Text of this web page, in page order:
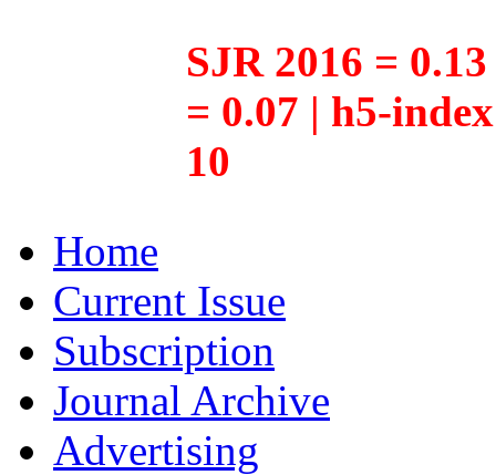
SJR 2016 =
= 0.07 | h5-
10
Home
Current Issue
Subscription
Journal Archive
Advertising